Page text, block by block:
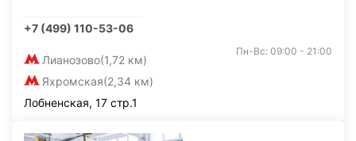
+7 (499) 110-53-06
Лианозово(1,72 км)
Яхромская(2,34 км)
Пн-Вс: 09:00 - 21:00
Лобненская, 17 стр.1